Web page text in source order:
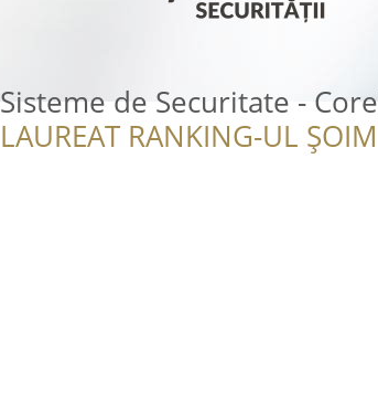
Sisteme de Securitate -
LAUREAT RANKING-UL